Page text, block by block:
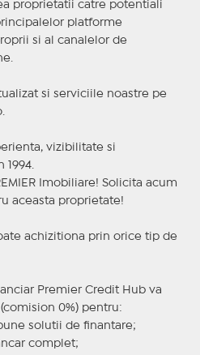
proprietatii catre potentiali
platforme
si al canalelor de
si serviciile noastre pe
vizibilitate si
Imobiliare! Solicita acum
aceasta proprietate!
achizitiona prin orice tip de
Premier Credit Hub va
0%) pentru:
solutii de finantare;
complet;